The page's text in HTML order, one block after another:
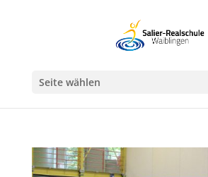
Seite wählen